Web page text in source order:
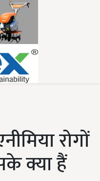
रोगों
क्या हैं